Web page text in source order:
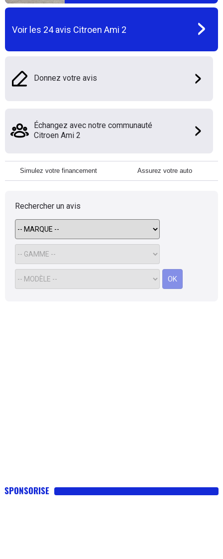
Voir les 24avis Citroen Ami 2
Donnez votre avis
Échangez avec notre communauté
Citroen Ami 2
Simulez votre financement Assurez votre auto
Rechercher un avis
OK
SPONSORISE